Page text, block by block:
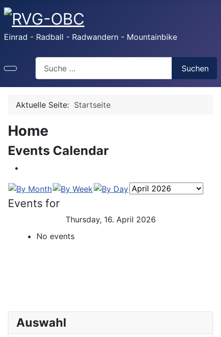
Einrad - Radball - Radwandern - Mountainbike
Suchen
Aktuelle Seite: Startseite
Home
Events Calendar
Events for
Thursday, 16. April 2026
No events
Auswahl